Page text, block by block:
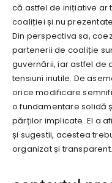
că astfel de inițiative ar
coaliției și nu
Din perspectiva sa,
partenerii de coaliție
guvernării, iar astfel de
tensiuni inutile. De
orice modificare
o fundamentare solidă
părților implicate. El a
și sugestii, acestea
organizat și transparent.